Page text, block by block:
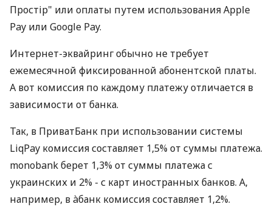
Простір" или оплаты путем использования Apple
Pay или Google Pay.
Интернет-эквайринг обычно не требует
ежемесячной фиксированной абонентской платы.
А вот комиссия по каждому платежу отличается в
зависимости от банка.
Так, в ПриватБанк при использовании системы
LiqPay комиссия составляет 1,5% от суммы платежа.
monobank берет 1,3% от суммы платежа с
украинских и 2% - с карт иностранных банков. А,
например, в àбанк комиссия составляет 1,2%.